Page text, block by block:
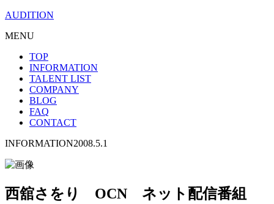
AUDITION
MENU
TOP
INFORMATION
TALENT LIST
COMPANY
BLOG
FAQ
CONTACT
INFORMATION2008.5.1
西舘さをり OCN ネット配信番組